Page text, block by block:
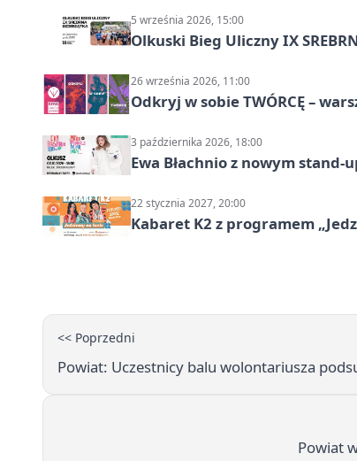
5 września 2026, 15:00
Olkuski Bieg Uliczny IX
26 września 2026, 11:00
Odkryj w sobie TWÓRCĘ –
3 października 2026, 18:00
Ewa Błachnio z nowym
22 stycznia 2027, 20:00
Kabaret K2 z programem
<< Poprzedni
Powiat: Uczestnicy balu wolontariusza
Powiat